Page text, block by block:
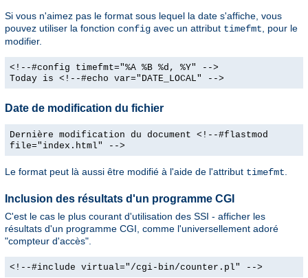
Si vous n'aimez pas le format sous lequel la date s'affiche, vous
pouvez utiliser la fonction config avec un attribut timefmt , pour le
modifier.
<!--#config timefmt="%A %B %d, %Y" -->
Today is <!--#echo var="DATE_LOCAL" -->
Date de modification du fichier
Dernière modification du document <!--#flastmod
file="index.html" -->
Le format peut là aussi être modifié à l'aide de l'attribut timefmt.
Inclusion des résultats d'un programme CGI
C'est le cas le plus courant d'utilisation des SSI - afficher les
résultats d'un programme CGI, comme l'universellement adoré
"compteur d'accès".
<!--#include virtual="/cgi-bin/counter.pl" -->